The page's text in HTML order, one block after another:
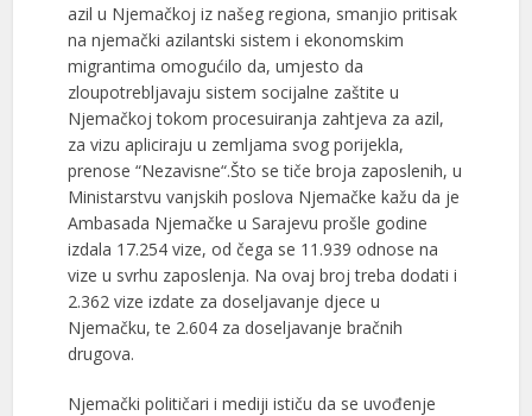
azil u Njemačkoj iz našeg regiona, smanjio pritisak
na njemački azilantski sistem i ekonomskim
migrantima omogućilo da, umjesto da
zloupotrebljavaju sistem socijalne zaštite u
Njemačkoj tokom procesuiranja zahtjeva za azil,
za vizu apliciraju u zemljama svog porijekla,
prenose “Nezavisne“.Što se tiče broja zaposlenih, u
Ministarstvu vanjskih poslova Njemačke kažu da je
Ambasada Njemačke u Sarajevu prošle godine
izdala 17.254 vize, od čega se 11.939 odnose na
vize u svrhu zaposlenja. Na ovaj broj treba dodati i
2.362 vize izdate za doseljavanje djece u
Njemačku, te 2.604 za doseljavanje bračnih
drugova.
Njemački političari i mediji ističu da se uvođenje